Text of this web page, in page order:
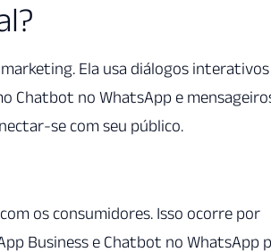
Ela usa diálogos interativos
Chatbot no WhatsApp e
se com seu público.
os consumidores. Isso ocorre por
Business e Chatbot no WhatsApp